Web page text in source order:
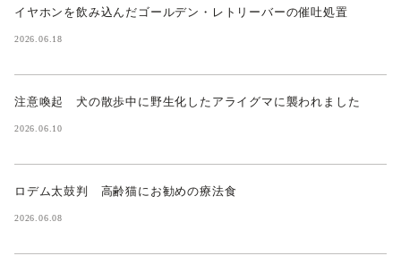
イヤホンを飲み込んだゴールデン・レトリーバーの催吐処置
2026.06.18
注意喚起 犬の散歩中に野生化したアライグマに襲われました
2026.06.10
ロデム太鼓判 高齢猫にお勧めの療法食
2026.06.08